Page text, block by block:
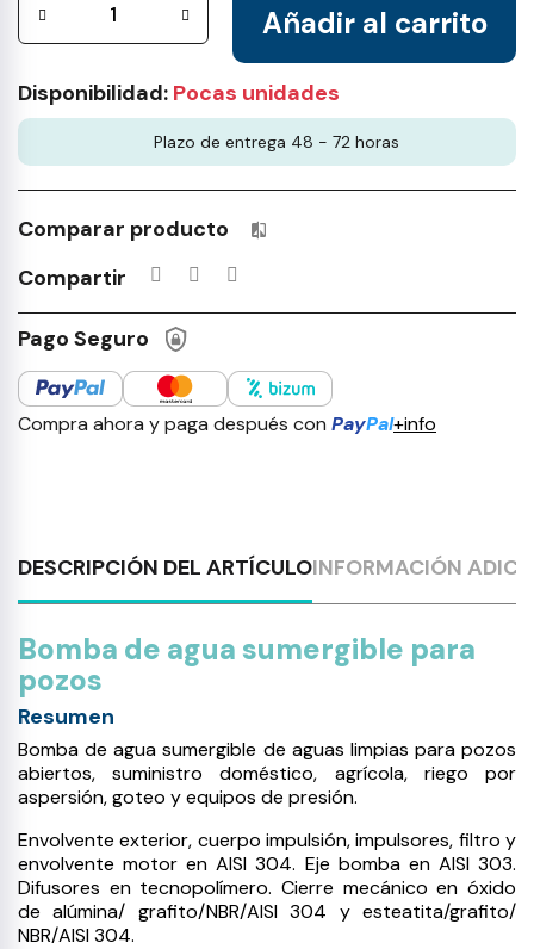
Añadir al carrito
Disponibilidad: Pocas unidades
Plazo de entrega 48 - 72 horas
Comparar producto Productos incluidos en tu lista
Compartir
Pago Seguro
Compra ahora y paga después con PayPal+info
DESCRIPCIÓN DEL ARTÍCULOINFORMACIÓN
Bomba de agua sumergible para
pozos
Resumen
Bomba de agua sumergible de aguas limpias para pozos
abiertos, suministro doméstico, agrícola, riego por
aspersión, goteo y equipos de presión.
Envolvente exterior, cuerpo impulsión, impulsores, filtro y
envolvente motor en AISI 304. Eje bomba en AISI 303.
Difusores en tecnopolímero. Cierre mecánico en óxido
de alúmina/ grafito/NBR/AISI 304 y esteatita/grafito/
NBR/AISI 304.